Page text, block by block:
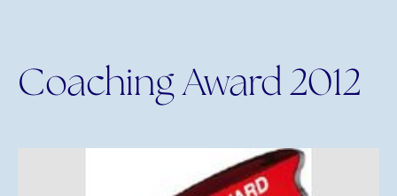
Coaching Award 2012